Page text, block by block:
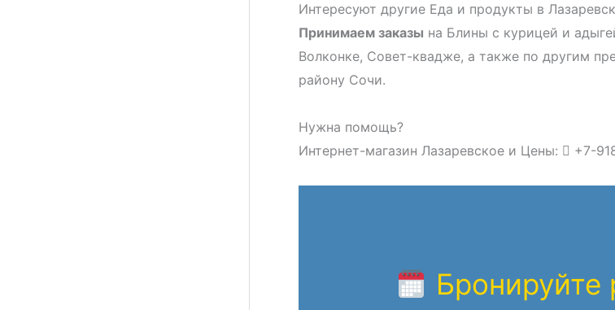
Интересуют другие Еда и продукты в
Принимаем заказы на Блины с курицей и
Волконке, Совет-квадже, а также по другим
району Сочи.
Нужна помощь?
Интернет-магазин Лазаревское и Цены:
+7-
Бронируйте